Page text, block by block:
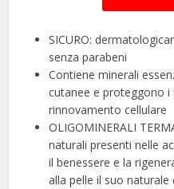
SICURO:
senza parabeni
Contiene minerali
cutanee e proteggono i
rinnovamento cellulare
OLIGOMINERALI
naturali presenti nelle
il benessere e la
alla pelle il suo naturale